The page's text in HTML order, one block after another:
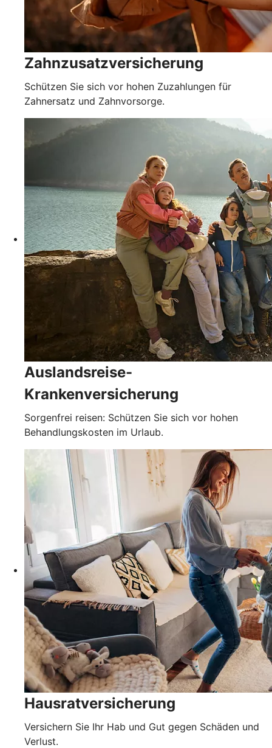
Zahnzusatzversicherung
Schützen Sie sich vor hohen Zuzahlungen für
Zahnersatz und Zahnvorsorge.
Auslandsreise-
Krankenversicherung
Sorgenfrei reisen: Schützen Sie sich vor hohen
Behandlungskosten im Urlaub.
Hausratversicherung
Versichern Sie Ihr Hab und Gut gegen Schäden und
Verlust.